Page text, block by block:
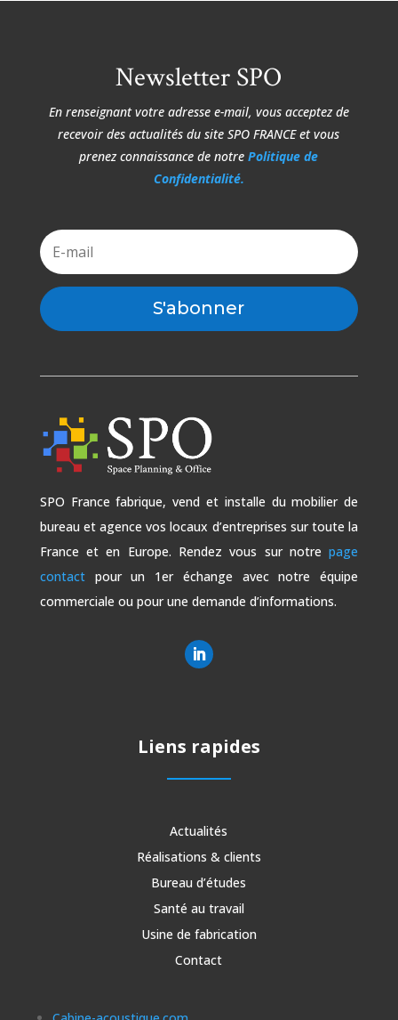
Newsletter SPO
En renseignant votre adresse e-mail, vous acceptez de
recevoir des actualités du siteSPO FRANCE et vous
prenez connaissance de notrePolitique de
Confidentialité.
S'abonner
SPO France fabrique, vend et installe du mobilier de
bureau et agence vos locaux d’entreprises sur toute la
France et en Europe. Rendez vous sur notrepage
contactpour un 1er échange avec notre équipe
commerciale ou pour une demande d’informations.
Liens rapides
Actualités
Réalisations & clients
Bureau d’études
Santé au travail
Usine de fabrication
Contact